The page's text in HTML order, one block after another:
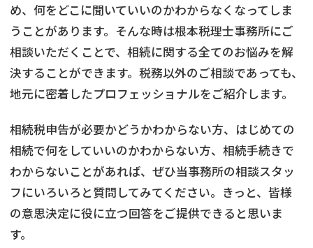
め、何をどこに聞いていいのかわからなくなってしま
うことがあります。そんな時は根本税理士事務所にご
相談いただくことで、相続に関する全てのお悩みを解
決することができます。税務以外のご相談であっても、
地元に密着したプロフェッショナルをご紹介します。
相続税申告が必要かどうかわからない方、はじめての
相続で何をしていいのかわからない方、相続手続きで
わからないことがあれば、ぜひ当事務所の相談スタッ
フにいろいろと質問してみてください。きっと、皆様
の意思決定に役に立つ回答をご提供できると思いま
す。